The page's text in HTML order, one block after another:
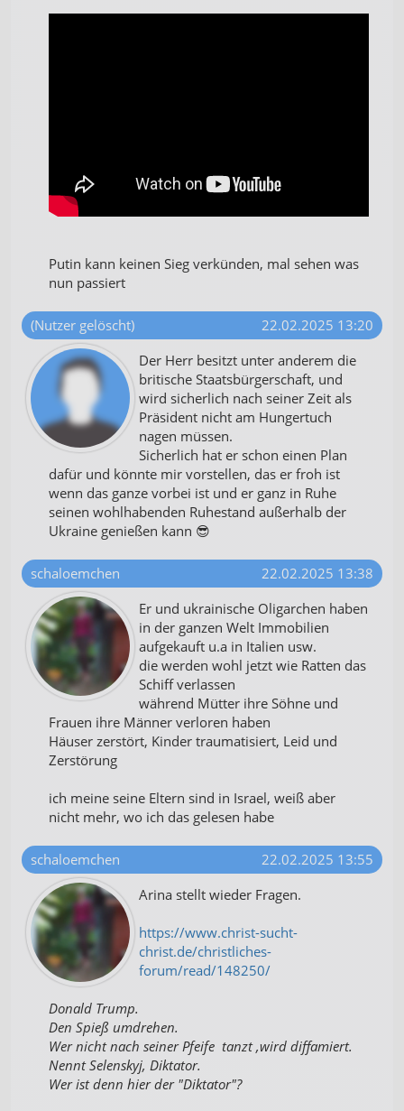
Putin kann keinen Sieg verkünden, mal sehen was
nun passiert
(Nutzer gelöscht)
22.02.2025 13:20
Der Herr besitzt unter anderem die
britische Staatsbürgerschaft, und
wird sicherlich nach seiner Zeit als
Präsident nicht am Hungertuch
nagen müssen.
Sicherlich hat er schon einen Plan
dafür und könnte mir vorstellen, das er froh ist
wenn das ganze vorbei ist und er ganz in Ruhe
seinen wohlhabenden Ruhestand außerhalb der
Ukraine genießen kann 😎
schaloemchen
22.02.2025 13:38
Er und ukrainische Oligarchen haben
in der ganzen Welt Immobilien
aufgekauft u.a in Italien usw.
die werden wohl jetzt wie Ratten das
Schiff verlassen
während Mütter ihre Söhne und
Frauen ihre Männer verloren haben
Häuser zerstört, Kinder traumatisiert, Leid und
Zerstörung
ich meine seine Eltern sind in Israel, weiß aber
nicht mehr, wo ich das gelesen habe
schaloemchen
22.02.2025 13:55
Arina stellt wieder Fragen.
https://www.christ-sucht-
christ.de/christliches-
forum/read/148250/
Donald Trump.
Den Spieß umdrehen.
Wer nicht nach seiner Pfeife tanzt ,wird diffamiert.
Nennt Selenskyj, Diktator.
Wer ist denn hier der "Diktator"?